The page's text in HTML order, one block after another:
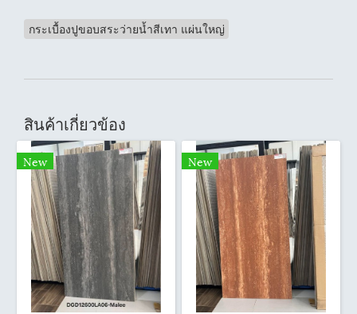
กระเบื้องปูขอบสระว่ายน้ำสีเทา แผ่นใหญ่
สินค้าเกี่ยวข้อง
New New